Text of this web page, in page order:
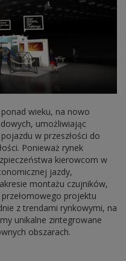
ponad wieku, na nowo
umożliwiając
w przeszłości do
Ponieważ rynek
kierowcom w
jazdy,
montażu czujników,
projektu
z trendami rynkowymi, na
unikalne zintegrowane
obszarach.